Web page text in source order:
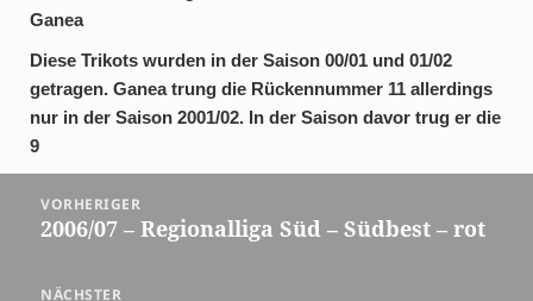
Ganea
Diese Trikots wurden in der Saison 00/01 und 01/02
getragen. Ganea trung die Rückennummer 11 allerdings
nur in der Saison 2001/02. In der Saison davor trug er die
9
VORHERIGER
Vorheriger
2006/07 – Regionalliga Süd – Südbest – rot
NÄCHSTER